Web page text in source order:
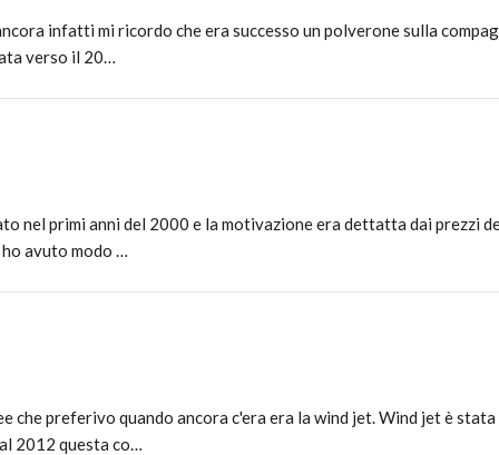
infatti mi ricordo che era successo un polverone sulla
verso il 20…
nel primi anni del 2000 e la motivazione era dettatta dai prezzi
avuto modo …
che preferivo quando ancora c'era era la wind jet. Wind jet è stata
2012 questa co…